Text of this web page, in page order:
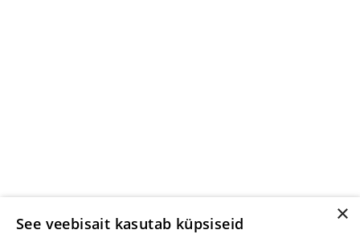
×
See veebisait kasutab küpsiseid